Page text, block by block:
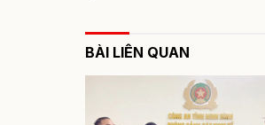
BÀI LIÊN QUAN